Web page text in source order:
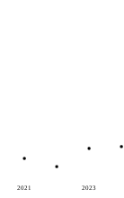
2021 2023